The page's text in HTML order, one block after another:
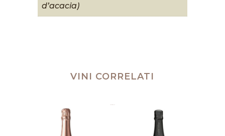
d’acacia)
VINI CORRELATI